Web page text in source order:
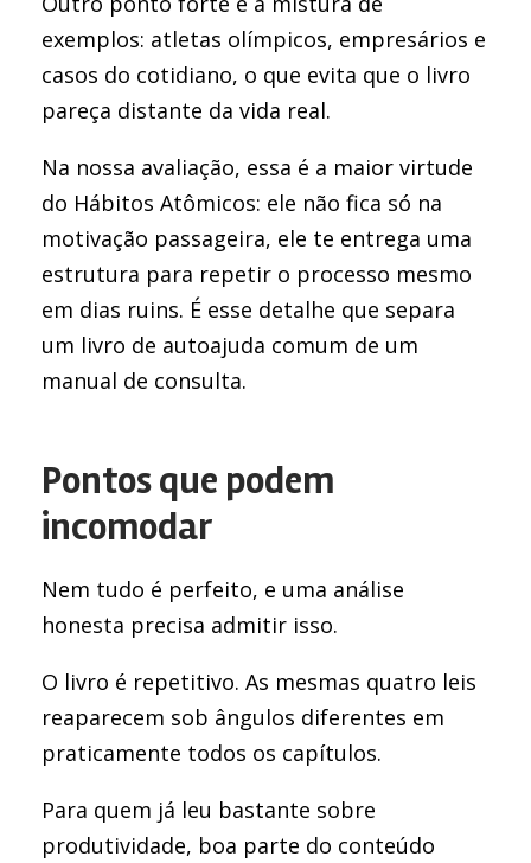
exemplos: atletas olímpicos, empresários e
casos do cotidiano, o que evita que o livro
pareça distante da vida real.
Na nossa avaliação, essa é a maior virtude
do Hábitos Atômicos: ele não fica só na
motivação passageira, ele te entrega uma
estrutura para repetir o processo mesmo
em dias ruins. É esse detalhe que separa
um livro de autoajuda comum de um
manual de consulta.
Pontos que podem
incomodar
Nem tudo é perfeito, e uma análise
honesta precisa admitir isso.
O livro é repetitivo. As mesmas quatro leis
reaparecem sob ângulos diferentes em
praticamente todos os capítulos.
Para quem já leu bastante sobre
produtividade, boa parte do conteúdo